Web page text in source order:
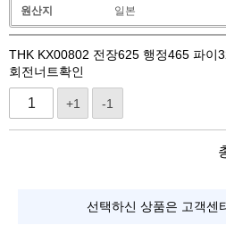
원산지
일본
THK KX00802 전장625 행정465 파이
회전너트확인
+1 -1
선택하신 상품은 고객센